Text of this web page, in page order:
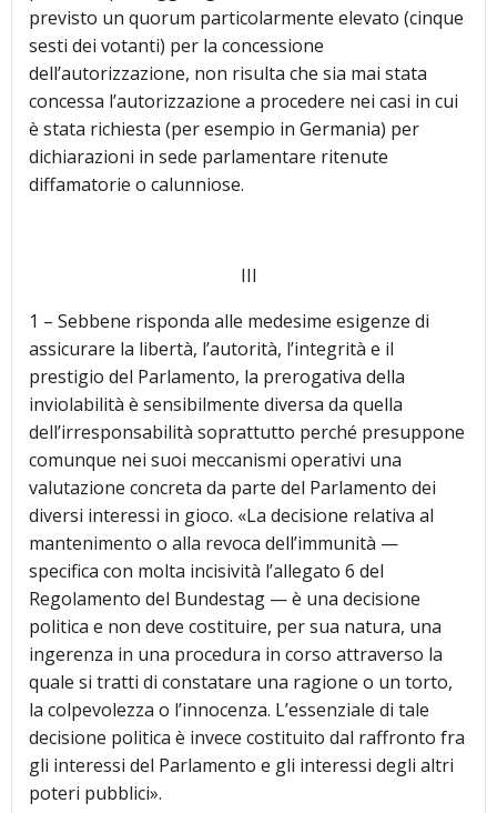
previsto un quorum particolarmente elevato (cinque
sesti dei votanti) per la concessione
dell’autorizzazione, non risulta che sia mai stata
concessa l’autorizzazione a procedere nei casi in cui
è stata richiesta (per esempio in Germania) per
dichiarazioni in sede parlamentare ritenute
diffamatorie o calunniose.
III
1 – Sebbene risponda alle medesime esigenze di
assicurare la libertà, l’autorità, l’integrità e il
prestigio del Parlamento, la prerogativa della
inviolabilità è sensibilmente diversa da quella
dell’irresponsabilità soprattutto perché presuppone
comunque nei suoi meccanismi operativi una
valutazione concreta da parte del Parlamento dei
diversi interessi in gioco. «La decisione relativa al
mantenimento o alla revoca dell’immunità —
specifica con molta incisività l’allegato 6 del
Regolamento del Bundestag — è una decisione
politica e non deve costituire, per sua natura, una
ingerenza in una procedura in corso attraverso la
quale si tratti di constatare una ragione o un torto,
la colpevolezza o l’innocenza. L’essenziale di tale
decisione politica è invece costituito dal raffronto fra
gli interessi del Parlamento e gli interessi degli altri
poteri pubblici».